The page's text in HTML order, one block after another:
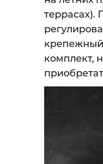
террасах).
крепежный
комплект,